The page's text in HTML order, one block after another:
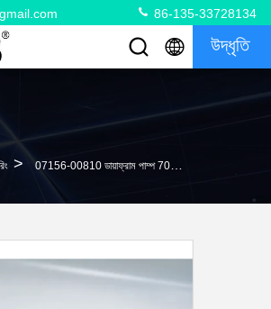
86-135-33728134
উদ্ধৃতি
> 07156-00810 ডায়াফ্রাম পাম্প 707-39-13510 জন্য রাবার রিং এবং খাদ সীল রিং